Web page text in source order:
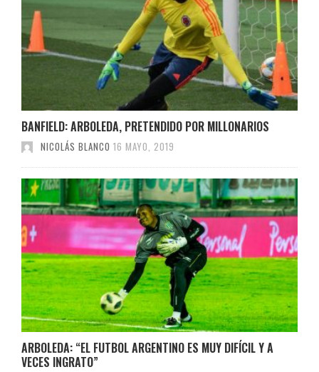
BANFIELD: ARBOLEDA, PRETENDIDO POR MILLONARIOS
NICOLÁS BLANCO 16 MAYO, 2019
ARBOLEDA: “EL FUTBOL ARGENTINO ES MUY DIFÍCIL Y A
VECES INGRATO”